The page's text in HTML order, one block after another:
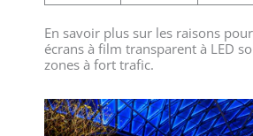
En savoir plus sur les raisons
écrans à film transparent à LED
zones à fort trafic.